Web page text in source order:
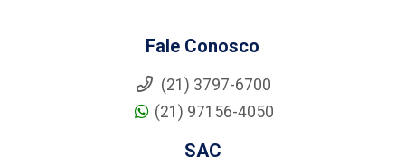
Fale Conosco
(21) 3797-6700
(21) 97156-4050
SAC